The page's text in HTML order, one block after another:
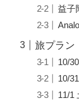
益子
旅プラン
10/
10/
11/1